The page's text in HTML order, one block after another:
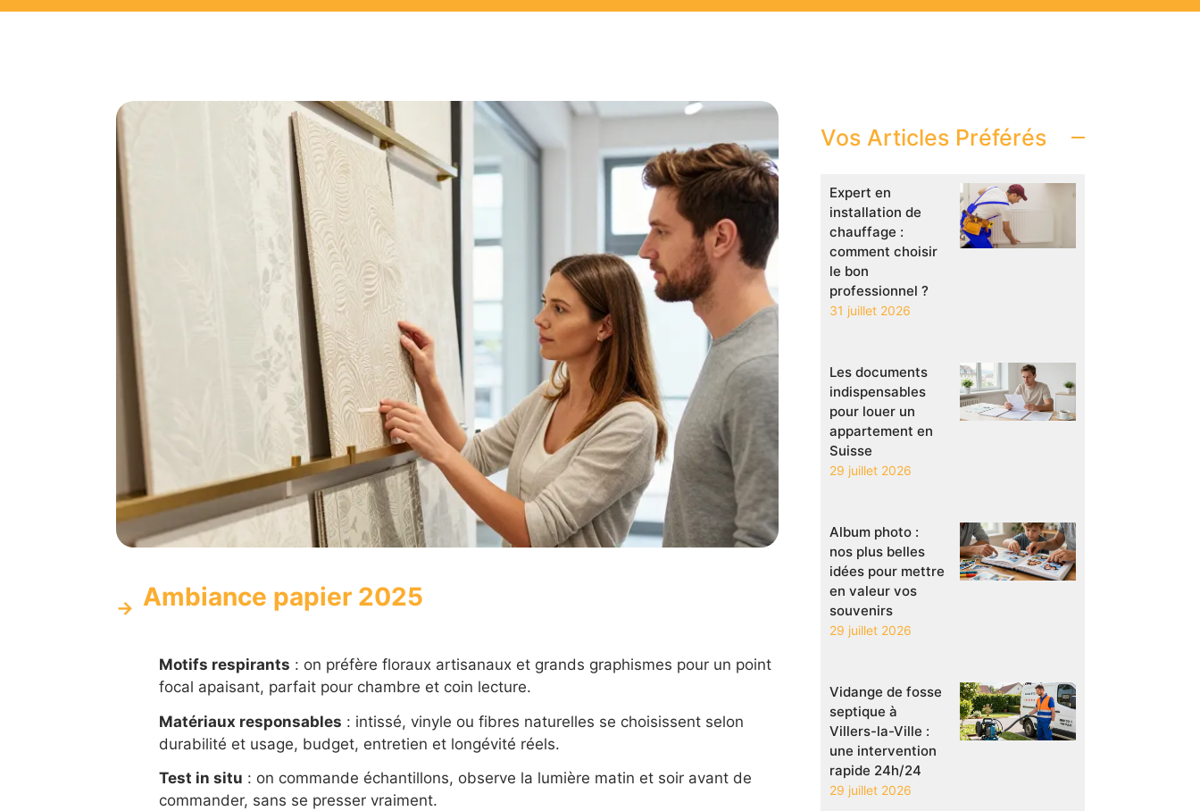
Ambiance papier 2025
Motifs respirants : on préfère floraux artisanaux et grands graphismes pour un point
focal apaisant, parfait pour chambre et coin lecture.
Matériaux responsables : intissé, vinyle ou fibres naturelles se choisissent selon
durabilité et usage, budget, entretien et longévité réels.
Test in situ : on commande échantillons, observe la lumière matin et soir avant de
commander, sans se presser vraiment.
Vos Articles Préférés
Expert en
installation de
chauffage :
comment choisir
le bon
professionnel ?
31 juillet 2026
Les documents
indispensables
pour louer un
appartement en
Suisse
29 juillet 2026
Album photo :
nos plus belles
idées pour mettre
en valeur vos
souvenirs
29 juillet 2026
Vidange de fosse
septique à
Villers-la-Ville :
une intervention
rapide 24h/24
29 juillet 2026